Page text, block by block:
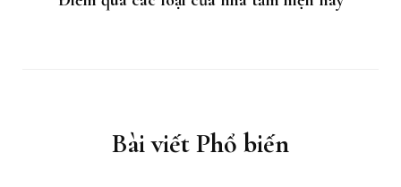
Bài viết Phổ biến